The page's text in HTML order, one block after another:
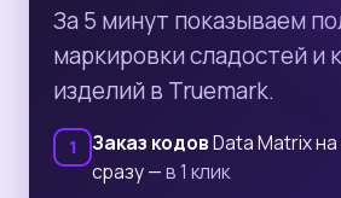
За 5 минут показываем
маркировки сладостей и
изделий в Truemark.
Заказ кодовData Matrix
сразу —в 1 клик